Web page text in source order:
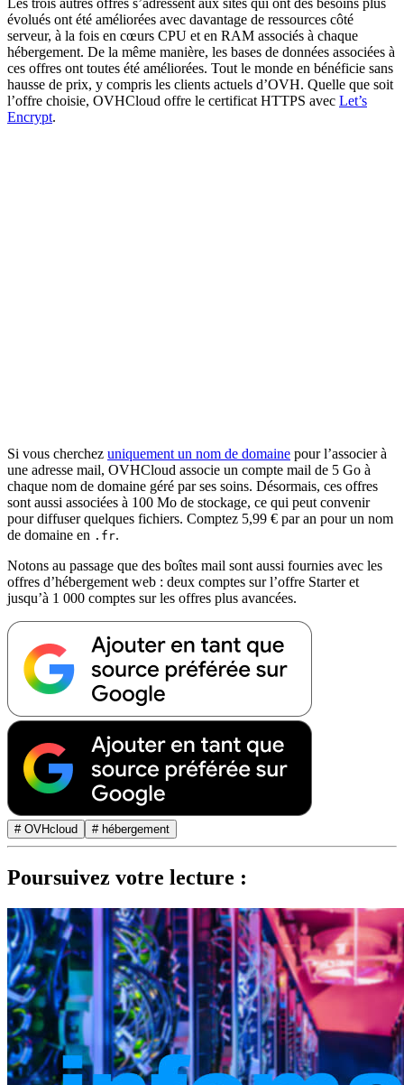
Les trois autres offres s’adressent aux sites qui ont des besoins plus
évolués ont été améliorées avec davantage de ressources côté
serveur, à la fois en cœurs CPU et en RAM associés à chaque
hébergement. De la même manière, les bases de données associées à
ces offres ont toutes été améliorées. Tout le monde en bénéficie sans
hausse de prix, y compris les clients actuels d’OVH. Quelle que soit
l’offre choisie, OVHCloud offre le certificat HTTPS avec Let’s
Encrypt.
Si vous cherchez uniquement un nom de domaine pour l’associer à
une adresse mail, OVHCloud associe un compte mail de 5 Go à
chaque nom de domaine géré par ses soins. Désormais, ces offres
sont aussi associées à 100 Mo de stockage, ce qui peut convenir
pour diffuser quelques fichiers. Comptez 5,99 € par an pour un nom
de domaine en .fr.
Notons au passage que des boîtes mail sont aussi fournies avec les
offres d’hébergement web : deux comptes sur l’offre Starter et
jusqu’à 1 000 comptes sur les offres plus avancées.
# OVHcloud # hébergement
Poursuivez votre lecture :